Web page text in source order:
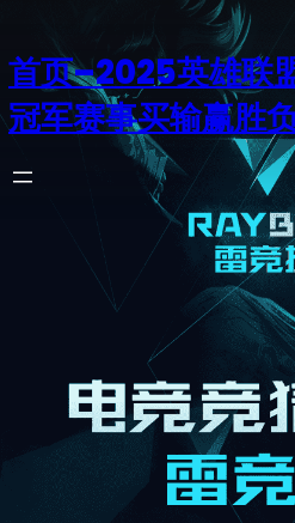
首页–2025英雄联
冠军赛事买输赢胜